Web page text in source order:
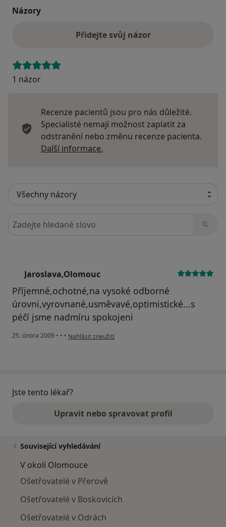
Názory
Přidejte svůj názor
1 názor
Recenze pacientů jsou pro nás důležité.
Specialisté nemají možnost zaplatit za
odstranění nebo změnu recenze pacienta.
Další informace.
Hledejte v názorech
Jaroslava,Olomouc
Příjemné,ochotné,na vysoké odborné
úrovni,vyrovnané,usměvavé,optimistické...s
péčí jsme nadmíru spokojeni
25. února 2009 • • • podle názoru uživatele Jaroslava,Olomouc
Nahlásit zneužití
Jste tento lékař?
Upravit nebo spravovat profil
Související vyhledávání
V okolí Olomouce
Ošetřovatelé v Přerově
Ošetřovatelé v Boskovicích
Ošetřovatelé v Odrách